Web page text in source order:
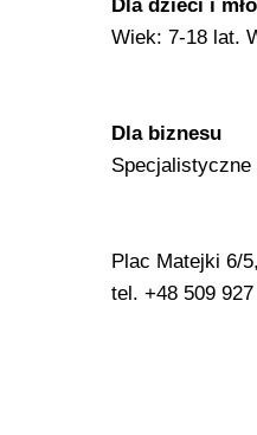
Dla dzieci i
Wiek: 7-18 lat.
Dla biznesu
Plac Matejki 6/
tel. +48 509